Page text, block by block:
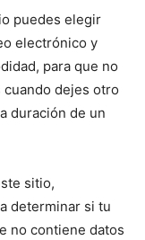
puedes elegir
electrónico y
para que no
dejes otro
duración de un
sitio,
determinar si tu
no contiene datos